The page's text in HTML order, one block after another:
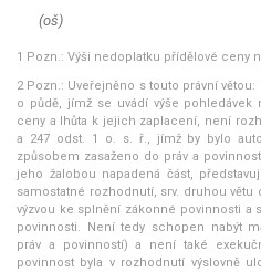
(oš)
1 Pozn.: Výši nedoplatku přídělové ceny
2 Pozn.: Uveřejněno s touto právní
o půdě, jímž se uvádí výše
ceny a lhůta k jejich zaplacení, není
a 247 odst. 1 o. s. ř., jímž by bylo
způsobem zasaženo do práv a
jeho žalobou napadená část,
samostatné rozhodnutí, srv. druhou
výzvou ke splnění zákonné povinnosti a
povinnosti. Není tedy schopen nabýt
práv a povinností) a není také
povinnost byla v rozhodnutí výslovně